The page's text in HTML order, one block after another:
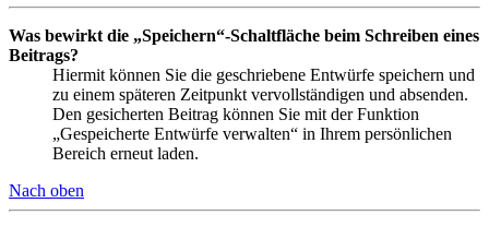
Was bewirkt die „Speichern“-Schaltfläche beim Schreiben eines
Beitrags?
Hiermit können Sie die geschriebene Entwürfe speichern und
zu einem späteren Zeitpunkt vervollständigen und absenden.
Den gesicherten Beitrag können Sie mit der Funktion
„Gespeicherte Entwürfe verwalten“ in Ihrem persönlichen
Bereich erneut laden.
Nach oben